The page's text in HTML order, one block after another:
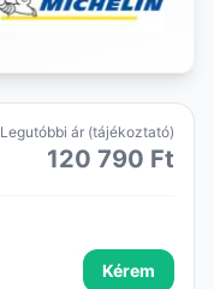
Legutóbbi ár (tájékoztató)
120 790 Ft
Kérem